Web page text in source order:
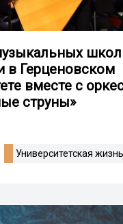
школ
в Герценовском
вместе с
струны»
Университетская жизнь